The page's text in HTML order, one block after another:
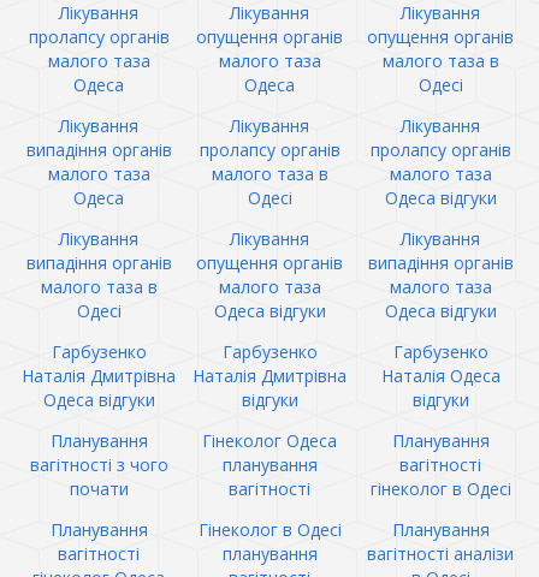
Лікування
пролапсу органів
малого таза
Одеса
Лікування
опущення органів
малого таза
Одеса
Лікування
опущення органів
малого таза в
Одесі
Лікування
випадіння органів
малого таза
Одеса
Лікування
пролапсу органів
малого таза в
Одесі
Лікування
пролапсу органів
малого таза
Одеса відгуки
Лікування
випадіння органів
малого таза в
Одесі
Лікування
опущення органів
малого таза
Одеса відгуки
Лікування
випадіння органів
малого таза
Одеса відгуки
Гарбузенко
Наталія Дмитрівна
Одеса відгуки
Гарбузенко
Наталія Дмитрівна
відгуки
Гарбузенко
Наталія Одеса
відгуки
Планування
вагітності з чого
почати
Гінеколог Одеса
планування
вагітності
Планування
вагітності
гінеколог в Одесі
Планування
вагітності
Гінеколог в Одесі
планування
Планування
вагітності аналізи